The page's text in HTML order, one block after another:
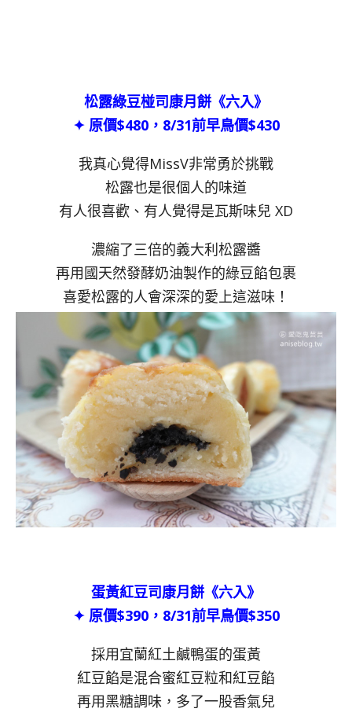
松露綠豆椪司康月餅《六入》
✦ 原價$480，8/31前早鳥價$430
我真心覺得MissV非常勇於挑戰
松露也是很個人的味道
有人很喜歡、有人覺得是瓦斯味兒 XD
濃縮了三倍的義大利松露醬
再用國天然發酵奶油製作的綠豆餡包裹
喜愛松露的人會深深的愛上這滋味！
蛋黃紅豆司康月餅《六入》
✦ 原價$390，8/31前早鳥價$350
採用宜蘭紅土鹹鴨蛋的蛋黃
紅豆餡是混合蜜紅豆粒和紅豆餡
再用黑糖調味，多了一股香氣兒